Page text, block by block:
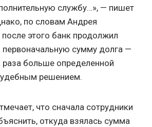
службу…», — пишет
по словам Андрея
этого банк продолжил
первоначальную сумму долга —
раза больше определенной
решением.
что сначала сотрудники
откуда взялась сумма